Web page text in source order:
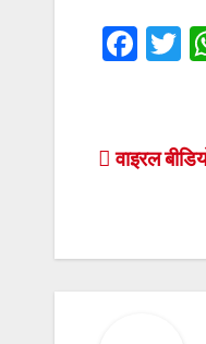
F
e
o
T
Post
वाइरल